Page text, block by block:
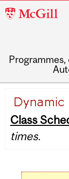
McGill
navigation
Class
times.